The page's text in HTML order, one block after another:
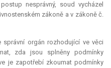
nesprávný, soud vycházel
zákoně a v zákoně č.
orgán rozhodující ve věci
zda jsou splněny podmínky
je zapotřebí zkoumat podmínky